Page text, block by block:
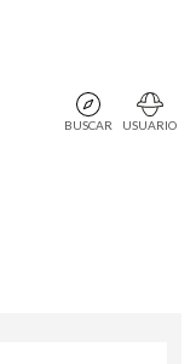
BUSCAR USUARIO